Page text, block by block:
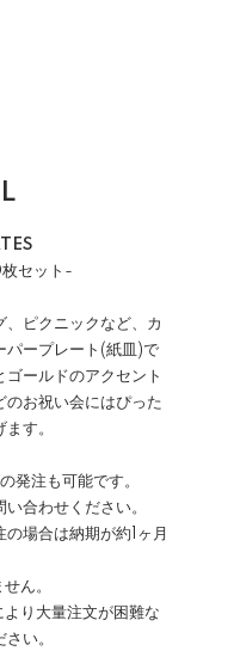
セット-
ピクニックなど、カ
パープレート(紙皿)で
ールドのアクセント
のお祝い会にはぴった
す。
発注も可能です。
合わせください。
の場合は納期が約1ヶ月
ん。
り大量注文が困難な
い。